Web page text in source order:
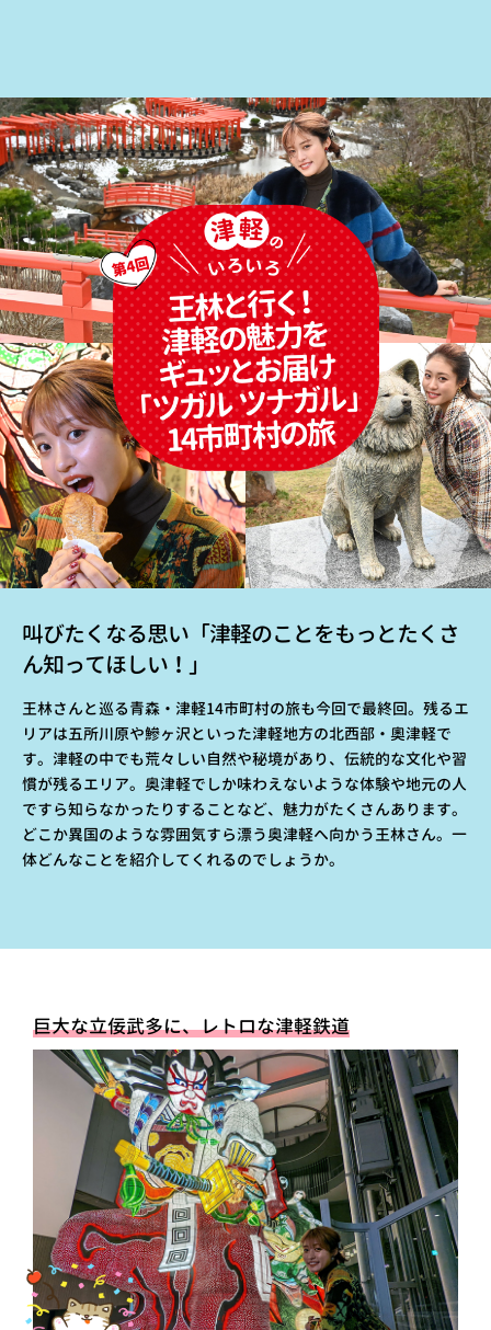
叫びたくなる思い「津軽のことをもっとたくさ
ん知ってほしい！」
王林さんと巡る青森・津軽14市町村の旅も今回で最終回。残るエ
リアは五所川原や鰺ヶ沢といった津軽地方の北西部・奧津軽で
す。津軽の中でも荒々しい自然や秘境があり、伝統的な文化や習
慣が残るエリア。奥津軽でしか味わえないような体験や地元の人
ですら知らなかったりすることなど、魅力がたくさんあります。
どこか異国のような雰囲気すら漂う奥津軽へ向かう王林さん。一
体どんなことを紹介してくれるのでしょうか。
巨大な立佞武多に、レトロな津軽鉄道